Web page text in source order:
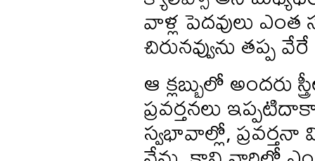
వాళ్ల పెదవులు
చిరునవ్వును
ఆ క్లబ్బులో అందరు
ప్రవర్తనలు
స్వభావాల్లో,